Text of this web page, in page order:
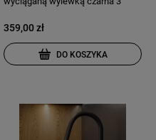
359,00 zł
DO KOSZYKA